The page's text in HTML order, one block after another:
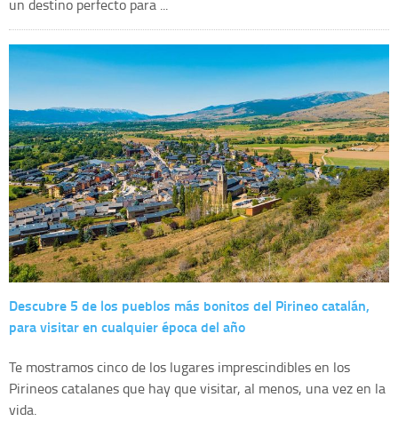
un destino perfecto para ...
Descubre 5 de los pueblos más bonitos del Pirineo catalán,
para visitar en cualquier época del año
Te mostramos cinco de los lugares imprescindibles en los
Pirineos catalanes que hay que visitar, al menos, una vez en la
vida.